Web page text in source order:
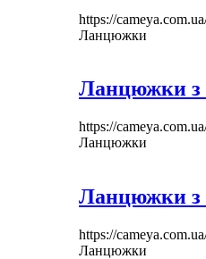
https://
Ланцюжки
Ланцюжки з
https://
Ланцюжки
Ланцюжки з
https://
Ланцюжки